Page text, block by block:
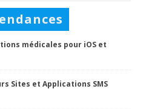
médicales pour iOS et
Sites et Applications SMS